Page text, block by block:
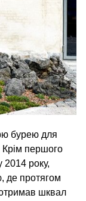
бурею для
Крім першого
2014 року,
де протягом
отримав шквал